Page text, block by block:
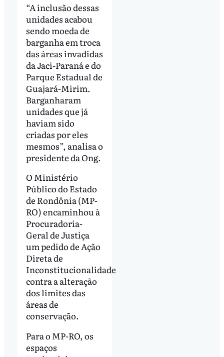
“A inclusão dessas
unidades acabou
sendo moeda de
barganha em troca
das áreas invadidas
da Jaci-Paraná e do
Parque Estadual de
Guajará-Mirim.
Barganharam
unidades que já
haviam sido
criadas por eles
mesmos”, analisa o
presidente da Ong.
O Ministério
Público do Estado
de Rondônia (MP-
RO) encaminhou à
Procuradoria-
Geral de Justiça
um pedido de Ação
Direta de
Inconstitucionalidade
contra a alteração
dos limites das
áreas de
conservação.
Para o MP-RO, os
espaços